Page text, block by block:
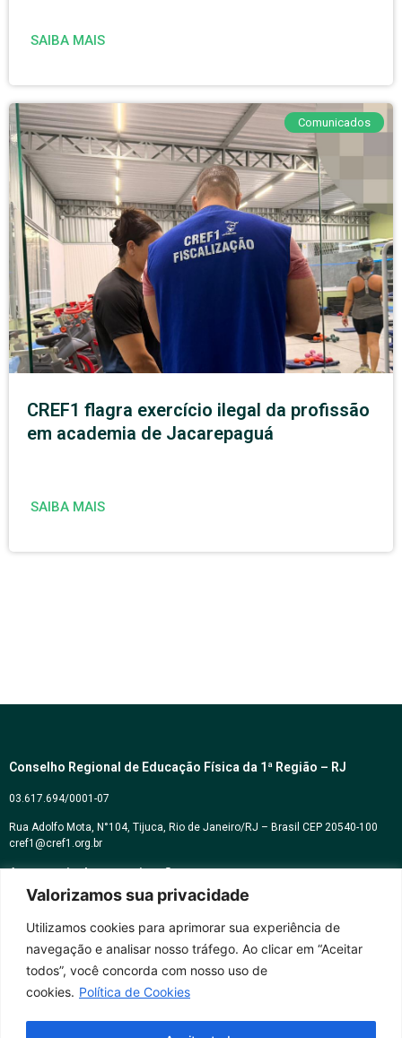
Valorizamos sua privacidade
Utilizamos cookies para aprimorar sua experiência de
navegação e analisar nosso tráfego. Ao clicar em “Aceitar
todos”, você concorda com nosso uso de
cookies. Política de Cookies
SAIBA MAIS
Comunicados
CREF1 flagra exercício ilegal da profissão
em academia de Jacarepaguá
SAIBA MAIS
Conselho Regional de Educação Física da 1ª Região – RJ
03.617.694/0001-07
Rua Adolfo Mota, N°104, Tijuca, Rio de Janeiro/RJ – Brasil CEP 20540-100
cref1@cref1.org.br
Assessoria de comunicação:
decom@cref1.org.br
Horários de atendimento:
Whatsapp: (21) 2569-2398